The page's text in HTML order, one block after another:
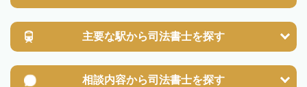
主要な駅から司法書士を探す
相談内容から司法書士を探す